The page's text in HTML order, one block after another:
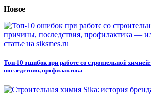
Новое
Топ-10 ошибок при работе со строительной
последствия, профилактика